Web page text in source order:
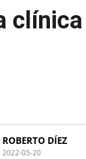
clínica
ROBERTO DÍEZ
2022-05-20